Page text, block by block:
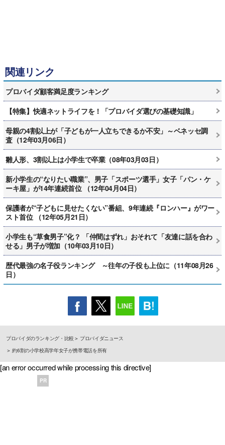
関連リンク
プロバイダ顧客満足度ランキング
【特集】快適ネットライフを！「プロバイダ選びの基礎知識」
母親の4割以上が「子どもが一人立ちできるか不安」～ベネッセ調
査（12年03月06日）
雛人形、3割以上は小学生で卒業（08年03月03日）
新小学生の“なりたい職業”、男子「スポーツ選手」女子「パン・ケ
ーキ屋」が14年連続首位 （12年04月04日）
保護者が“子どもに見せたくない”番組、9年連続『ロンハー』がワー
スト首位 （12年05月21日）
小学生も“草食男子”化？ 「仲間はずれ」おそれて「友達に話を合わ
せる」男子が増加（10年03月10日）
歴代最強の名子役ランキング ～往年の子役も上位に（11年08月26
日）
プロバイダのランキング・比較
プロバイダニュース
約6割の小学校高学年女子が携帯電話を所有
[an error occurred while processing this directive]
PR